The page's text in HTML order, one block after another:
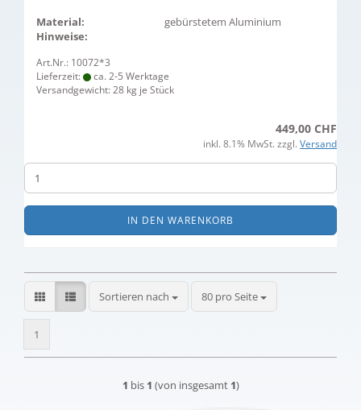
Material:
gebürstetem Aluminium
Hinweise:
Art.Nr.: 10072*3
Lieferzeit:
ca. 2-5 Werktage
Versandgewicht:28 kg je Stück
449,00 CHF
inkl. 8.1% MwSt. zzgl. Versand
IN DEN WARENKORB
Sortieren nach
Sortieren nach 80 pro Seite
pro Seite
1
1 bis 1 (von insgesamt 1)